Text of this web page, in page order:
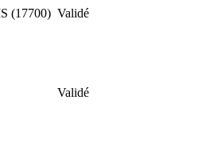
(17700) Validé
Validé